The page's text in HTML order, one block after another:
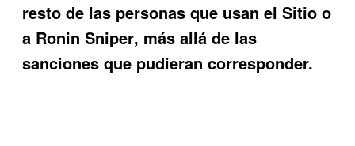
resto de las personas que usan el Sitio o
a Ronin Sniper, más allá de las
sanciones que pudieran corresponder.